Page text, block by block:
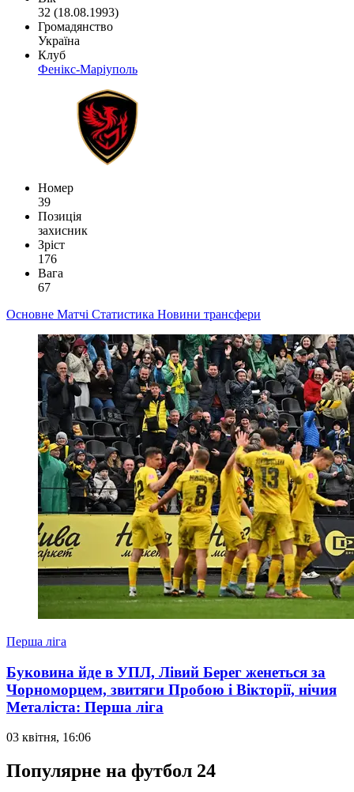
32 (18.08.1993)
Громадянство
Україна
Клуб
Фенікс-Маріуполь
Номер
39
Позиція
захисник
Зріст
176
Вага
67
Основне Матчі Статистика Новини трансфери
Перша ліга
Буковина йде в УПЛ, Лівий Берег женеться за
Чорноморцем, звитяги Пробою і Вікторії, нічия
Металіста: Перша ліга
03 квітня, 16:06
Популярне на футбол 24